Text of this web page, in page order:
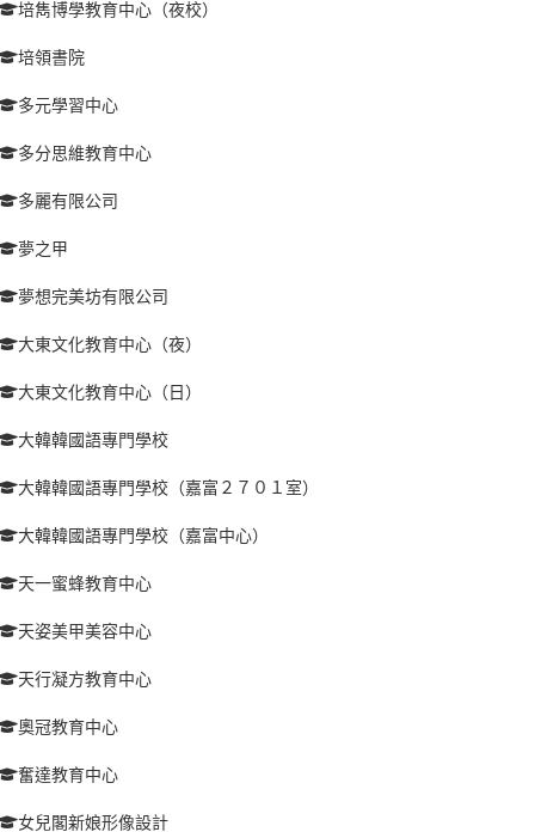
培雋博學教育中心（夜校）
培領書院
多元學習中心
多分思維教育中心
多麗有限公司
夢之甲
夢想完美坊有限公司
大東文化教育中心（夜）
大東文化教育中心（日）
大韓韓國語專門學校
大韓韓國語專門學校（嘉富２７０１室）
大韓韓國語專門學校（嘉富中心）
天一蜜蜂教育中心
天姿美甲美容中心
天行凝方教育中心
奧冠教育中心
奮達教育中心
女兒閣新娘形像設計